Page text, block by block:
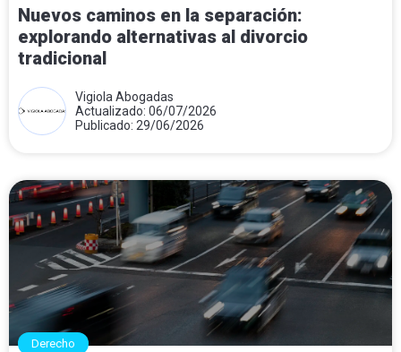
Nuevos caminos en la separación:
explorando alternativas al divorcio
tradicional
Vigiola Abogadas
Actualizado: 06/07/2026
Publicado: 29/06/2026
Derecho